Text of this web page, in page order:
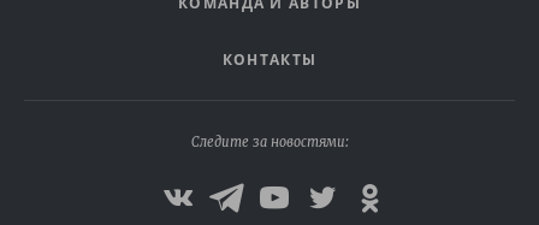
КОНТАКТЫ
Следите за новостями: